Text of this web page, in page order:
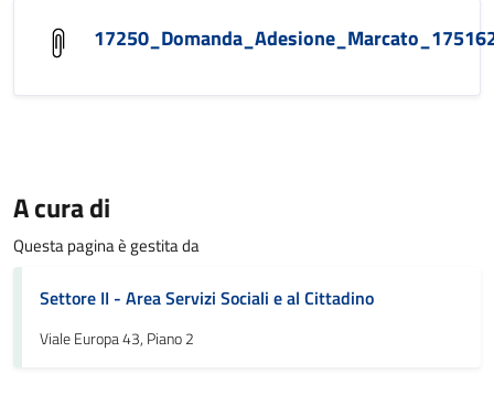
A cura di
Questa pagina è gestita da
Settore II - Area Servizi Sociali e al Cittadino
Viale Europa 43, Piano 2